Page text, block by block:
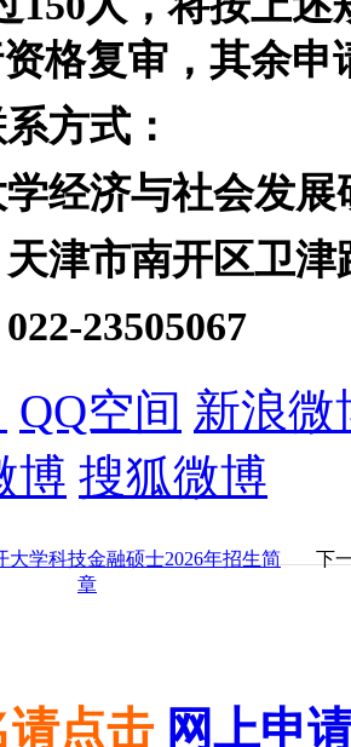
格复审，其余
方式：
经济与社会发展
津市南开区卫津
23505067
QQ空间 新浪微
博 搜狐微博
大学科技金融硕士2026年招生简
章
下
请点击 网上申